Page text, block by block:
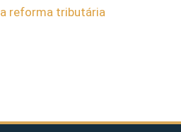
reforma tributária